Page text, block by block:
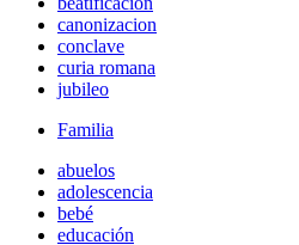
canonizacion
conclave
curia romana
jubileo
Familia
abuelos
adolescencia
bebé
educación